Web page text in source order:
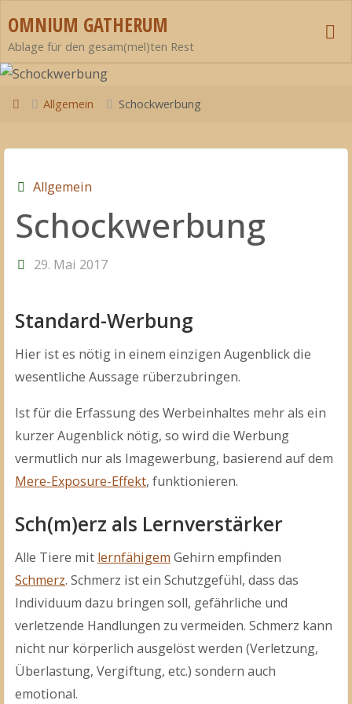
Inhalt
springen
OMNIUM GATHERUM
Ablage für den gesam(mel)ten Rest
StartAllgemein Schockwerbung
Allgemein
Schockwerbung
29. Mai 2017
Standard-Werbung
Hier ist es nötig in einem einzigen Augenblick die
wesentliche Aussage rüberzubringen.
Ist für die Erfassung des Werbeinhaltes mehr als ein
kurzer Augenblick nötig, so wird die Werbung
vermutlich nur als Imagewerbung, basierend auf dem
Mere-Exposure-Effekt, funktionieren.
Sch(m)erz als Lernverstärker
Alle Tiere mit lernfähigem Gehirn empfinden
Schmerz. Schmerz ist ein Schutzgefühl, dass das
Individuum dazu bringen soll, gefährliche und
verletzende Handlungen zu vermeiden. Schmerz kann
nicht nur körperlich ausgelöst werden (Verletzung,
Überlastung, Vergiftung, etc.) sondern auch
emotional.